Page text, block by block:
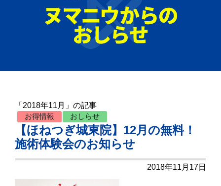
「2018年11月」の記事
お得情報
おしらせ
【ほねつぎ城東院】12月の無料！
施術体験会のお知らせ
2018年11月17日